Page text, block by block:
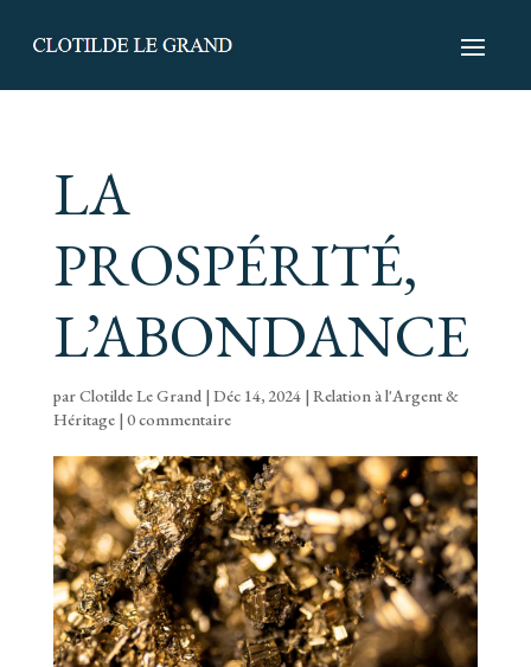
LA
PROSPÉRITÉ,
L’ABONDANCE
parClotilde Le Grand| Déc 14, 2024| Relation à l'Argent &
Héritage| 0 commentaire